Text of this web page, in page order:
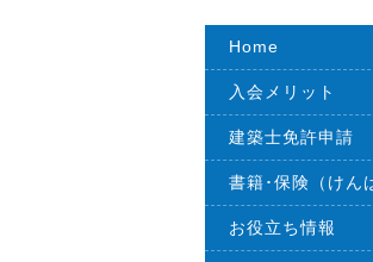
Home
入会メリット
建築士免許申請
書籍･保険（けん
お役立ち情報